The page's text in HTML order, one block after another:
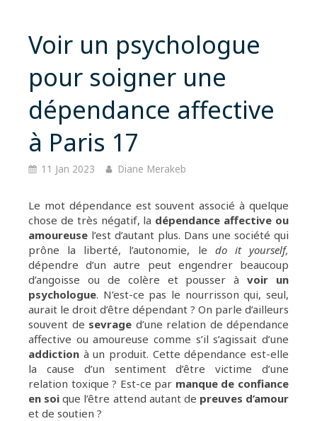
Voir un psychologue
pour soigner une
dépendance affective
à Paris 17
11 Jan 2023 Diane Merakeb
Le mot dépendance est souvent associé à quelque
chose de très négatif, la dépendance affective ou
amoureuse l’est d’autant plus. Dans une société qui
prône la liberté, l’autonomie, le do it yourself,
dépendre d’un autre peut engendrer beaucoup
d’angoisse ou de colère et pousser àvoir un
psychologue. N’est-ce pas le nourrisson qui, seul,
aurait le droit d’être dépendant ? On parle d’ailleurs
souvent de sevrage d’une relation de dépendance
affective ou amoureuse comme s’il s’agissait d’une
addiction à un produit. Cette dépendance est-elle
la cause d’un sentiment d’être victime d’une
relation toxique ? Est-ce par manque de confiance
en soi que l’être attend autant de preuves d’amour
et de soutien ?